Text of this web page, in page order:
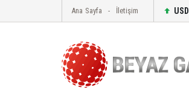
Ana Sayfa İletişim USD